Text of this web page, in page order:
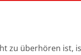
zu überhören ist,